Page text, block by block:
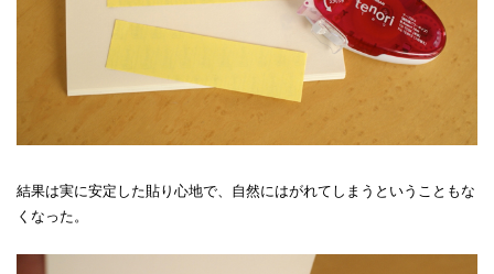
結果は実に安定した貼り心地で、自然にはがれてしまうということもな
くなった。